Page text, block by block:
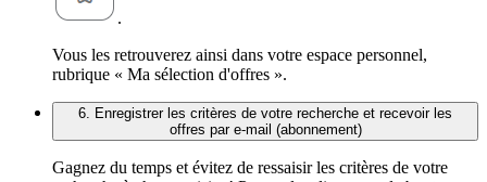
.
Vous les retrouverez ainsi dans votre espace personnel,
rubrique « Ma sélection d'offres ».
6. Enregistrer les critères de votre recherche et recevoir les
offres par e-mail (abonnement)
Gagnez du temps et évitez de ressaisir les critères de votre